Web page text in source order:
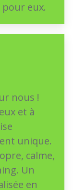
eux.
nous !
et à
unique.
calme,
Un
en